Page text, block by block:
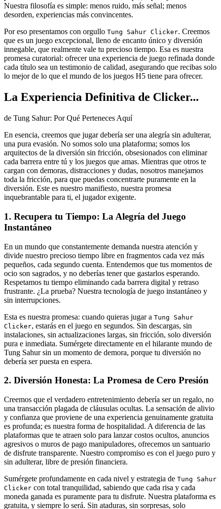
Nuestra filosofía es simple: menos ruido, más señal; menos
desorden, experiencias más convincentes.
Por eso presentamos con orgullo Tung Sahur Clicker. Creemos
que es un juego excepcional, lleno de encanto único y diversión
innegable, que realmente vale tu precioso tiempo. Esa es nuestra
promesa curatorial: ofrecer una experiencia de juego refinada donde
cada título sea un testimonio de calidad, asegurando que recibas solo
lo mejor de lo que el mundo de los juegos H5 tiene para ofrecer.
La Experiencia Definitiva de Clicker...
de Tung Sahur: Por Qué Perteneces Aquí
En esencia, creemos que jugar debería ser una alegría sin adulterar,
una pura evasión. No somos solo una plataforma; somos los
arquitectos de la diversión sin fricción, obsesionados con eliminar
cada barrera entre tú y los juegos que amas. Mientras que otros te
cargan con demoras, distracciones y dudas, nosotros manejamos
toda la fricción, para que puedas concentrarte puramente en la
diversión. Este es nuestro manifiesto, nuestra promesa
inquebrantable para ti, el jugador exigente.
1. Recupera tu Tiempo: La Alegría del Juego
Instantáneo
En un mundo que constantemente demanda nuestra atención y
divide nuestro precioso tiempo libre en fragmentos cada vez más
pequeños, cada segundo cuenta. Entendemos que tus momentos de
ocio son sagrados, y no deberías tener que gastarlos esperando.
Respetamos tu tiempo eliminando cada barrera digital y retraso
frustrante. ¿La prueba? Nuestra tecnología de juego instantáneo y
sin interrupciones.
Esta es nuestra promesa: cuando quieras jugar a Tung Sahur
Clicker, estarás en el juego en segundos. Sin descargas, sin
instalaciones, sin actualizaciones largas, sin fricción, solo diversión
pura e inmediata. Sumérgete directamente en el hilarante mundo de
Tung Sahur sin un momento de demora, porque tu diversión no
debería ser puesta en espera.
2. Diversión Honesta: La Promesa de Cero Presión
Creemos que el verdadero entretenimiento debería ser un regalo, no
una transacción plagada de cláusulas ocultas. La sensación de alivio
y confianza que proviene de una experiencia genuinamente gratuita
es profunda; es nuestra forma de hospitalidad. A diferencia de las
plataformas que te atraen solo para lanzar costos ocultos, anuncios
agresivos o muros de pago manipuladores, ofrecemos un santuario
de disfrute transparente. Nuestro compromiso es con el juego puro y
sin adulterar, libre de presión financiera.
Sumérgete profundamente en cada nivel y estrategia de Tung Sahur
Clicker con total tranquilidad, sabiendo que cada risa y cada
moneda ganada es puramente para tu disfrute. Nuestra plataforma es
gratuita, y siempre lo será. Sin ataduras, sin sorpresas, solo